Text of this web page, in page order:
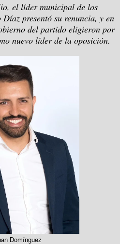
el líder municipal de los
presentó su renuncia, y en
del partido eligieron por
nuevo líder de la oposición.
Domínguez